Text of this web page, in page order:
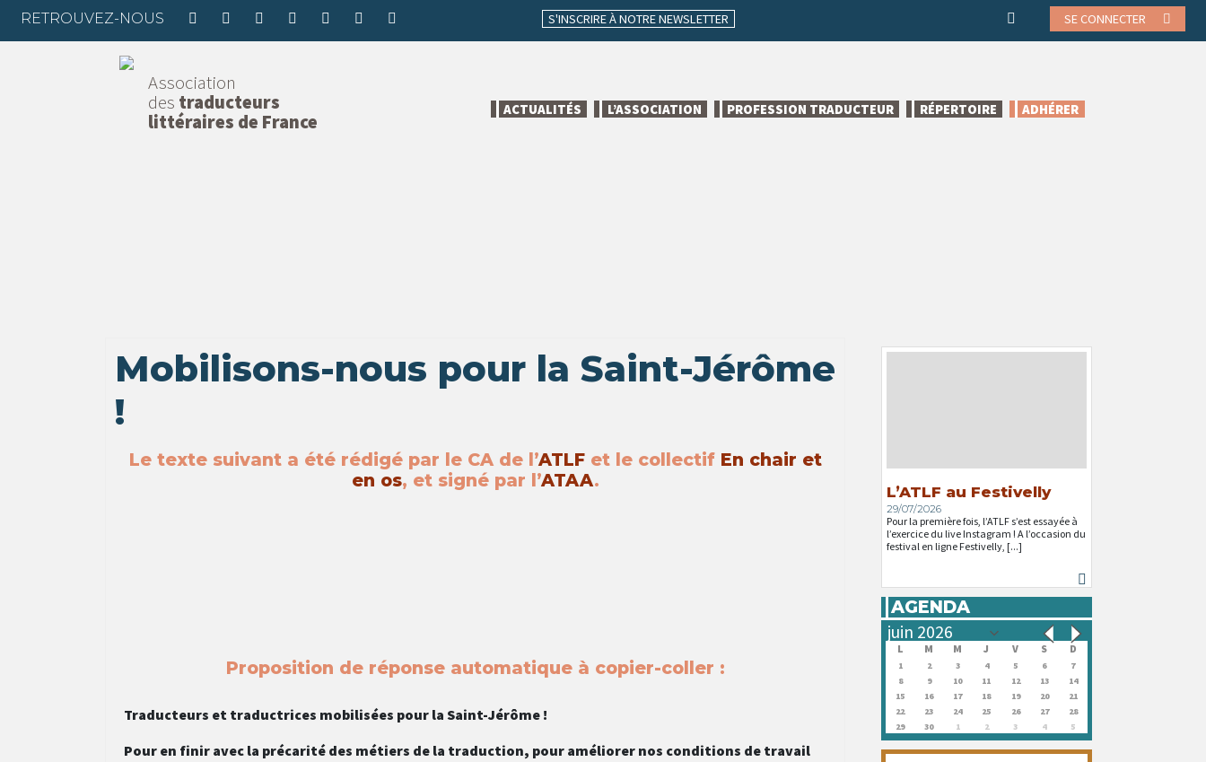
RETROUVEZ-NOUS S'INSCRIRE À NOTRE NEWSLETTER SE CONNECTER
Association
des traducteurs
littéraires de France
ACTUALITÉS L’ASSOCIATION PROFESSION TRADUCTEUR RÉPERTOIRE ADHÉRER
Mobilisons-nous pour la Saint-Jérôme
!
Le texte suivant a été rédigé par le CA de l’ATLFet le collectif En chair et
en os, et signé par l’ATAA.
Proposition de réponse automatique à copier-coller :
Traducteurs et traductrices mobilisées pour la Saint-Jérôme !
Pour en finir avec la précarité des métiers de la traduction, pour améliorer nos conditions de travail
L’ATLF au Festivelly
29/07/2026
Pour la première fois, l’ATLF s’est essayée à
l’exercice du live Instagram ! A l’occasion du
festival en ligne Festivelly, [...]
AGENDA
L M M J V S D
1 2 3 4 5 6
7
8
9 10 11 12 13
14
15
16 17 18 19 20
21
22
23 24 25 26 27
28
29
30 1 2 3 4 5